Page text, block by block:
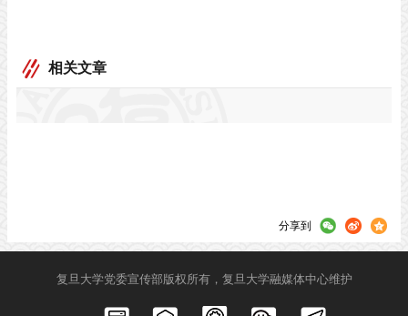
相关文章
分享到
复旦大学党委宣传部版权所有，复旦大学融媒体中心维护